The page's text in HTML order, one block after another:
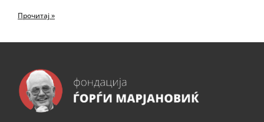
Прочитај »